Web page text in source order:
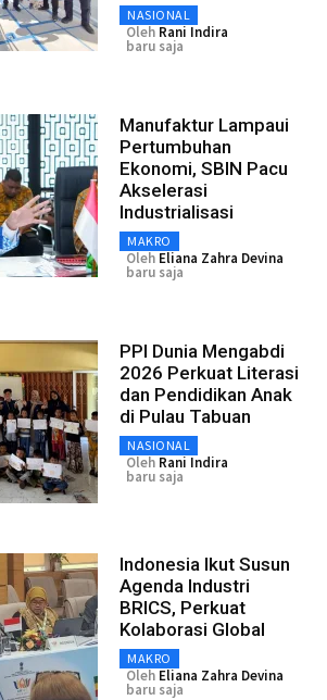
NASIONAL
Oleh Rani Indira
baru saja
Manufaktur Lampaui
Pertumbuhan
Ekonomi, SBIN Pacu
Akselerasi
Industrialisasi
MAKRO
Oleh Eliana Zahra Devina
baru saja
PPI Dunia Mengabdi
2026 Perkuat Literasi
dan Pendidikan Anak
di Pulau Tabuan
NASIONAL
Oleh Rani Indira
baru saja
Indonesia Ikut Susun
Agenda Industri
BRICS, Perkuat
Kolaborasi Global
MAKRO
Oleh Eliana Zahra Devina
baru saja